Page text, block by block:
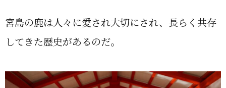
宮島の鹿は人々に愛され大切にされ、長らく共存
してきた歴史があるのだ。